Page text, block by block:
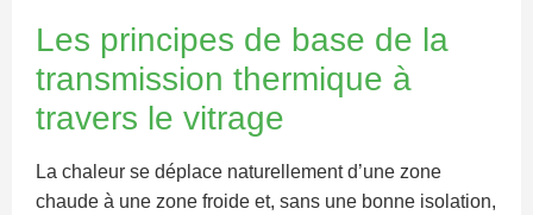
Les principes de base de la
transmission thermique à
travers le vitrage
La chaleur se déplace naturellement d’une zone
chaude à une zone froide et, sans une bonne isolation,